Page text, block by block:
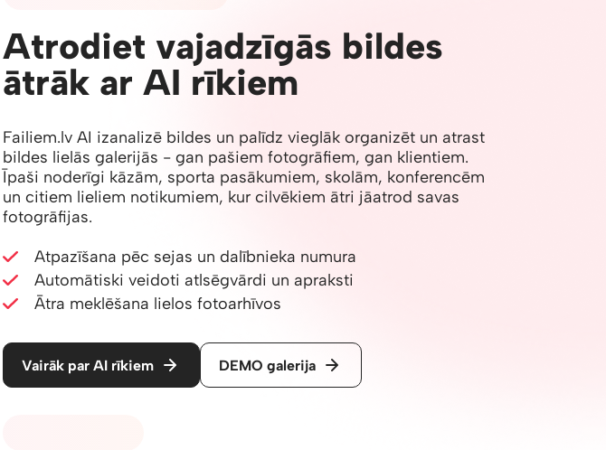
Atrodiet vajadzīgās bildes
ātrāk ar AI rīkiem
Failiem.lv AI izanalizē bildes un palīdz vieglāk organizēt un atrast
bildes lielās galerijās - gan pašiem fotogrāfiem, gan klientiem.
Īpaši noderīgi kāzām, sporta pasākumiem, skolām, konferencēm
un citiem lieliem notikumiem, kur cilvēkiem ātri jāatrod savas
fotogrāfijas.
Atpazīšana pēc sejas un dalībnieka numura
Automātiski veidoti atlsēgvārdi un apraksti
Ātra meklēšana lielos fotoarhīvos
Vairāk par AI rīkiem DEMO galerija